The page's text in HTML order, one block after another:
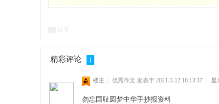
精彩评论 1
楼主 优秀作文 发表于 2021-3-12 16:13:37 显
勿忘国耻圆梦中华手抄报资料